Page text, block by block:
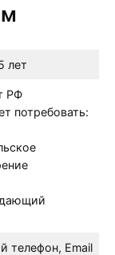
лет
РФ
потребовать:
телефон, Email